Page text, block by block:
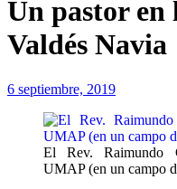
Un pastor
Valdés Navia
6 septiembre, 2019
El Rev. Raimundo
UMAP (en un campo